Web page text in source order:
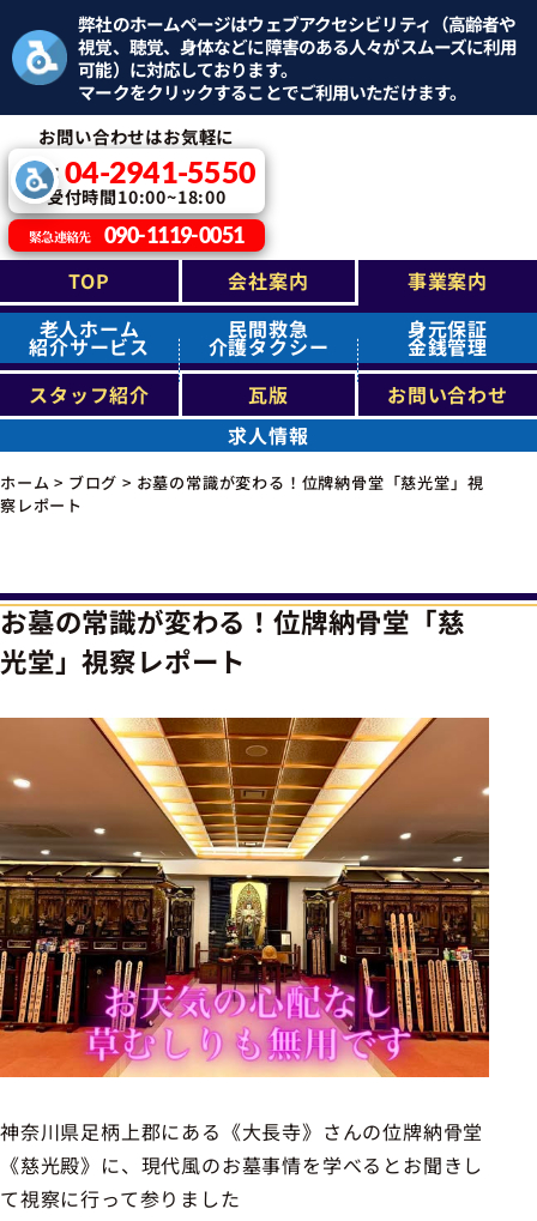
弊社のホームページはウェブアクセシビリティ（高齢者や
視覚、聴覚、身体などに障害のある人々がスムーズに利用
可能）に対応しております。
マークをクリックすることでご利用いただけます。
お問い合わせはお気軽に
TEL：04-2941-5550
受付時間10:00~18:00
緊急連絡先 090-1119-0051
TOP 会社案内
事業案内
老人ホーム
紹介サービス
民間救急
介護タクシー
身元保証
金銭管理
スタッフ紹介
瓦版
お問い合わせ
求人情報
ホーム > ブログ > お墓の常識が変わる！位牌納骨堂「慈光堂」視
察レポート
お墓の常識が変わる！位牌納骨堂「慈
光堂」視察レポート
神奈川県足柄上郡にある《大長寺》さんの位牌納骨堂
《慈光殿》に、現代風のお墓事情を学べるとお聞きし
て視察に行って参りました